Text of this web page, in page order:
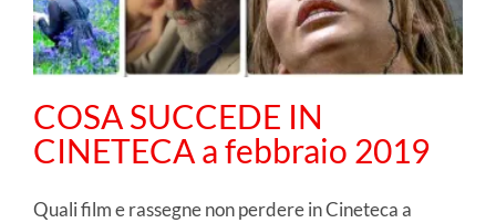
COSA SUCCEDE IN
CINETECA a febbraio 2019
Quali film e rassegne non perdere in Cineteca a